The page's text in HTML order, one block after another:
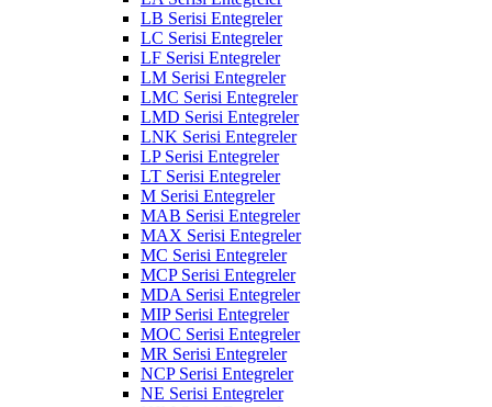
LB Serisi Entegreler
LC Serisi Entegreler
LF Serisi Entegreler
LM Serisi Entegreler
LMC Serisi Entegreler
LMD Serisi Entegreler
LNK Serisi Entegreler
LP Serisi Entegreler
LT Serisi Entegreler
M Serisi Entegreler
MAB Serisi Entegreler
MAX Serisi Entegreler
MC Serisi Entegreler
MCP Serisi Entegreler
MDA Serisi Entegreler
MIP Serisi Entegreler
MOC Serisi Entegreler
MR Serisi Entegreler
NCP Serisi Entegreler
NE Serisi Entegreler